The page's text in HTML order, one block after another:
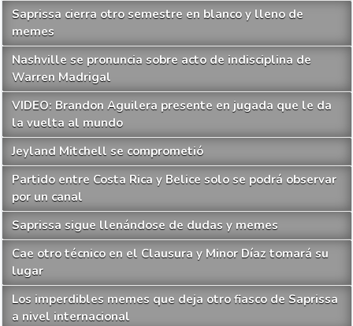
Saprissa cierra otro semestre en blanco y lleno de
memes
Nashville se pronuncia sobre acto de indisciplina de
Warren Madrigal
VIDEO: Brandon Aguilera presente en jugada que le da
la vuelta al mundo
Jeyland Mitchell se comprometió
Partido entre Costa Rica y Belice solo se podrá observar
por un canal
Saprissa sigue llenándose de dudas y memes
Cae otro técnico en el Clausura y Minor Díaz tomará su
lugar
Los imperdibles memes que deja otro fiasco de Saprissa
a nivel internacional